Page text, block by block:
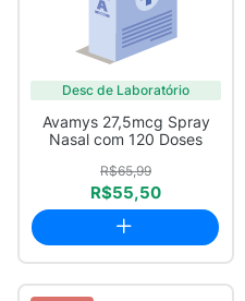
Desc de Laboratório
Avamys 27,5mcg Spray
Nasal com 120 Doses
R$65,99
R$55,50